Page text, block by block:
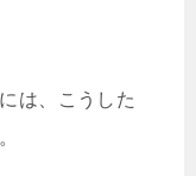
は、こうした